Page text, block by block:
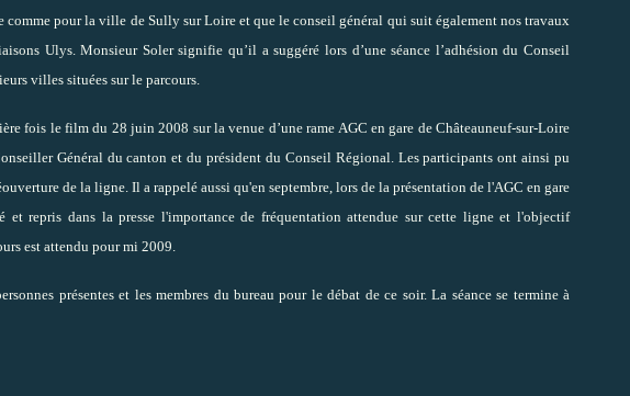
comme pour la ville de Sully sur Loire et que le conseil général qui suit également nos travaux
Ulys. Monsieur Soler signifie qu’il a suggéré lors d’une séance l’adhésion du Conseil
villes situées sur le parcours.
fois le film du 28 juin 2008 sur la venue d’une rame AGC en gare de Châteauneuf-sur-Loire
Général du canton et du président du Conseil Régional. Les participants ont ainsi pu
de la ligne. Il a rappelé aussi qu'en septembre, lors de la présentation de l'AGC en gare
et repris dans la presse l'importance de fréquentation attendue sur cette ligne et l'objectif
est attendu pour mi 2009.
présentes et les membres du bureau pour le débat de ce soir. La séance se termine à